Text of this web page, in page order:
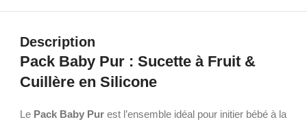
Description
Pack Baby Pur : Sucette à Fruit &
Cuillère en Silicone
Le Pack Baby Pur est l’ensemble idéal pour initier bébé à la